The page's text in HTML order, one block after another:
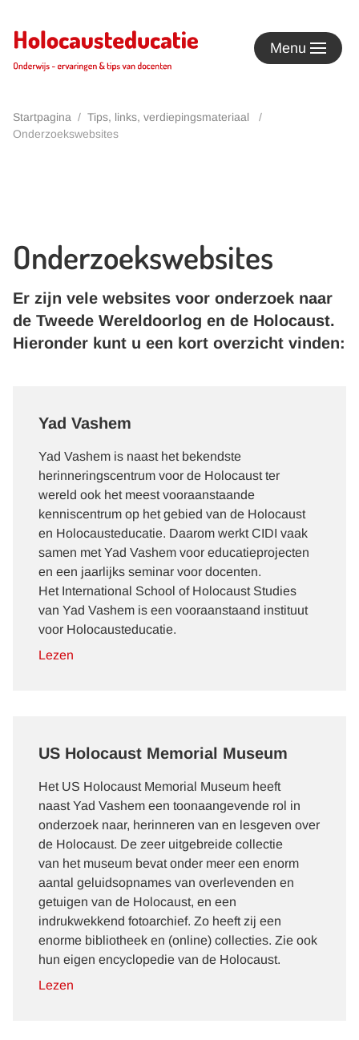
Terug naar hoofdinhoud Menu
Startpagina
Tips, links, verdiepingsmateriaal
Onderzoekswebsites
Onderzoekswebsites
Er zijn vele websites voor onderzoek naar
de Tweede Wereldoorlog en de Holocaust.
Hieronder kunt u een kort overzicht vinden:
Yad Vashem
Yad Vashem is naast het bekendste
herinneringscentrum voor de Holocaust ter
wereld ook het meest vooraanstaande
kenniscentrum op het gebied van de Holocaust
en Holocausteducatie. Daarom werkt CIDI vaak
samen met Yad Vashem voor educatieprojecten
en een jaarlijks seminar voor docenten.
Het International School of Holocaust Studies
van Yad Vashem is een vooraanstaand instituut
voor Holocausteducatie.
Lezen
US Holocaust Memorial Museum
Het US Holocaust Memorial Museum heeft
naast Yad Vashem een toonaangevende rol in
onderzoek naar, herinneren van en lesgeven over
de Holocaust. De zeer uitgebreide collectie
van het museum bevat onder meer een enorm
aantal geluidsopnames van overlevenden en
getuigen van de Holocaust, en een
indrukwekkend fotoarchief. Zo heeft zij een
enorme bibliotheek en (online) collecties. Zie ook
hun eigen encyclopedie van de Holocaust.
Lezen